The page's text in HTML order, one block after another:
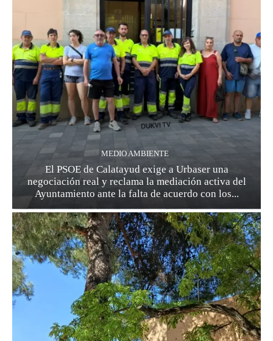
MEDIO AMBIENTE
El PSOE de Calatayud exige a Urbaser una
negociación real y reclama la mediación activa del
Ayuntamiento ante la falta de acuerdo con los...